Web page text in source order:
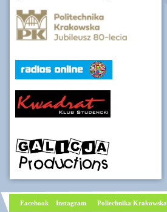
Facebook Instagram Poliechnika Krakowska